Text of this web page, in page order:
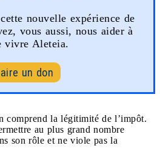
nouvelle expérience de
vous aussi, nous aider à
vivre Aleteia.
un don
comprend la légitimité de l’impôt.
au plus grand nombre
son rôle et ne viole pas la